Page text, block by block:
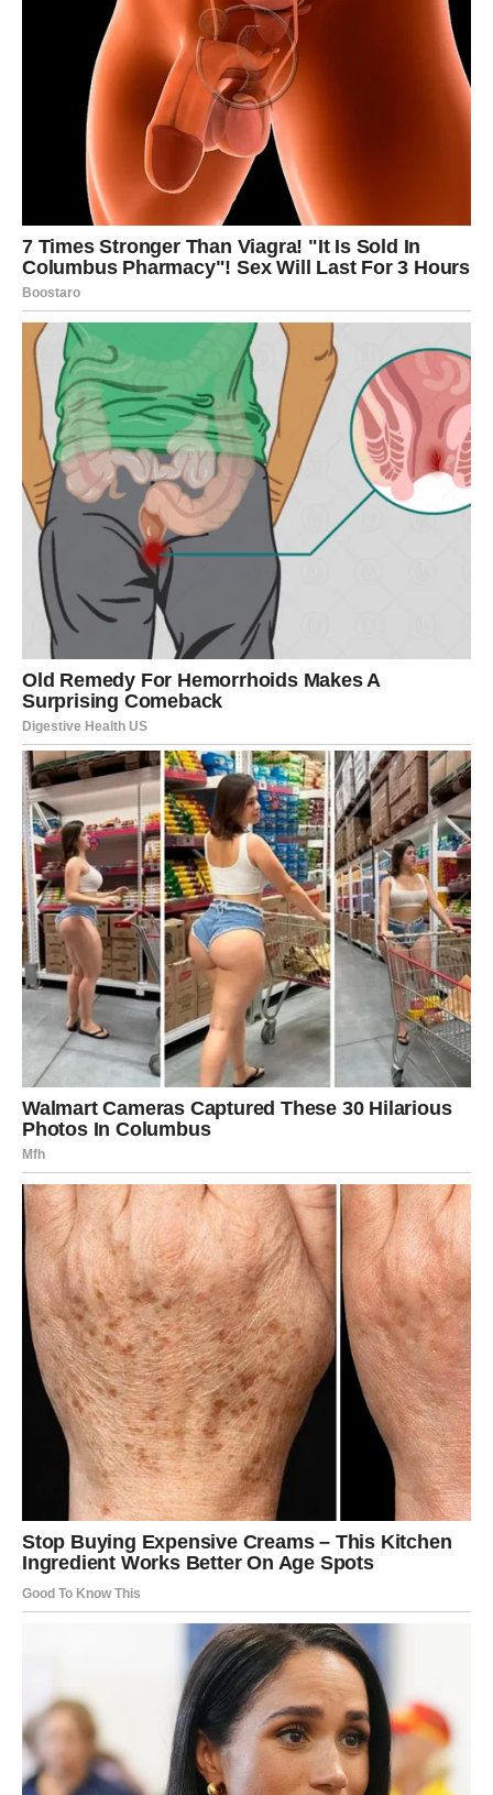
Ako ste zauzeti, odnos sa partnerom postaće mnogo
skladniji. Više nježnosti, iskrenih razgovora i zajedničkih
planova učvrstiće vašu vezu i donijeti vam osjećaj
potpune sreće.
Pred vama su dani ispunjeni ljubavlju, razumijevanjem i
zajedničkim trenucima koje ćete dugo pamtiti.
Velika želja konačno postaje
stvarnost
Postoji nešto što već dugo nosite u svom srcu.
Možda ste se više puta pitali da li će se taj san ikada
ostvariti, ali zvijezde sada jasno pokazuju da dolazi
vrijeme kada će se okolnosti početi razvijati upravo u
vašu korist.
Sudbina će vas povezati sa pravim ljudima i otvoriti vam
mogućnosti koje će vas dovesti do cilja kojem ste se
dugo nadali.
Kada pogledate unazad, shvatićete da nijedna prepreka
nije bila uzaludna i da vas je svako iskustvo pripremalo za
ovo posebno razdoblje.
Lijepe vijesti stižu baš kada ih
najmanje očekujete
Pred vama su dani u kojima ćete dobiti informaciju koja
će vas iskreno usrećiti.
Može biti povezana sa poslom, finansijama, porodicom ili
privatnim planovima, ali će bez sumnje označiti početak
jednog mnogo ljepšeg životnog poglavlja.
Ta vijest donijeće vam novu energiju, vratiti optimizam i
potvrditi da se sve odvija upravo onako kako treba.
Vrijeme je da otvorite vrata sreći
Zvijezde jasno pokazuju da će naredni period biti
ispunjen pozitivnim promjenama.
Pravi ljudi pojavljivaće se u pravom trenutku, mnoge
okolnosti razvijaće se u vašu korist, a svaki novi korak
vodiće vas bliže ostvarenju ciljeva koje dugo nosite u
sebi.
Nemojte dozvoliti da vas prošla razočaranja ili tuđa
mišljenja spriječe da prihvatite sve ono lijepo što vam